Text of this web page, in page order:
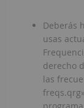
Deberás
usas
derecho
las